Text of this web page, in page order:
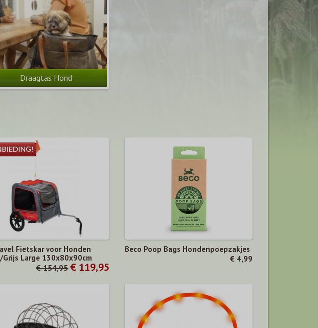
Draagtas Hond
Fietskar voor Honden
Grijs Large 130x80x90cm
€ 154,95 € 119,95
Beco Poop Bags Hondenpoepzakjes
€ 4,99